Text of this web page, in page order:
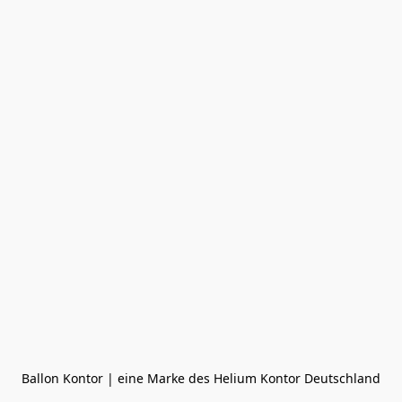
Ballon Kontor | eine Marke des Helium Kontor Deutschland